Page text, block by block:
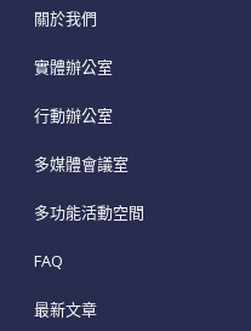
關於我們
實體辦公室
行動辦公室
多媒體會議室
多功能活動空間
FAQ
最新文章